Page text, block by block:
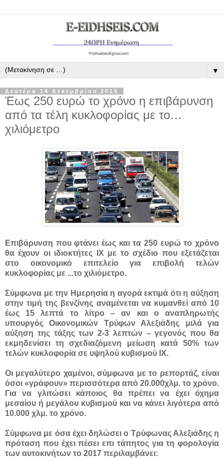
▼
Δευτέρα 14 Δεκεμβρίου 2015
Έως 250 ευρώ το χρόνο η επιβάρυνση
από τα τέλη κυκλοφορίας με το…
χιλιόμετρο
Επιβάρυνση που φτάνει έως και τα 250 ευρώ το χρόνο
θα έχουν οι ιδιοκτήτες ΙΧ με το σχέδιο που εξετάζεται
στο οικονομικό επιτελείο για επιβολή τελών
κυκλοφορίας με ...το χιλιόμετρο.
Σύμφωνα με την Ημερησία η αγορά εκτιμά ότι η αύξηση
στην τιμή της βενζίνης αναμένεται να κυμανθεί από 10
έως 15 λεπτά το λίτρο – αν και ο αναπληρωτής
υπουργός Οικονομικών Τρύφων Αλεξιάδης μιλά για
αύξηση της τάξης των 2-3 λεπτών – γεγονός που θα
εκμηδενίσει τη σχεδιαζόμενη μείωση κατά 50% των
τελών κυκλοφορία σε υψηλού κυβισμού ΙΧ.
Οι μεγαλύτερο χαμένοι, σύμφωνα με το ρεπορτάζ, είναι
όσοι «γράφουν» περισσότερα από 20.000χλμ. το χρόνο.
Για να γλιτώσει κάποιος θα πρέπει να έχει όχημα
μεσαίου ή μεγάλου κυβισμού και να κάνει λιγότερα από
10.000 χλμ. το χρόνο.
Σύμφωνα με όσα έχει δηλώσει ο Τρύφωνας Αλεξιάδης η
πρόταση που έχει πέσει επι τάπητος για τη φορολογία
των αυτοκινήτων το 2017 περιλαμβάνει: